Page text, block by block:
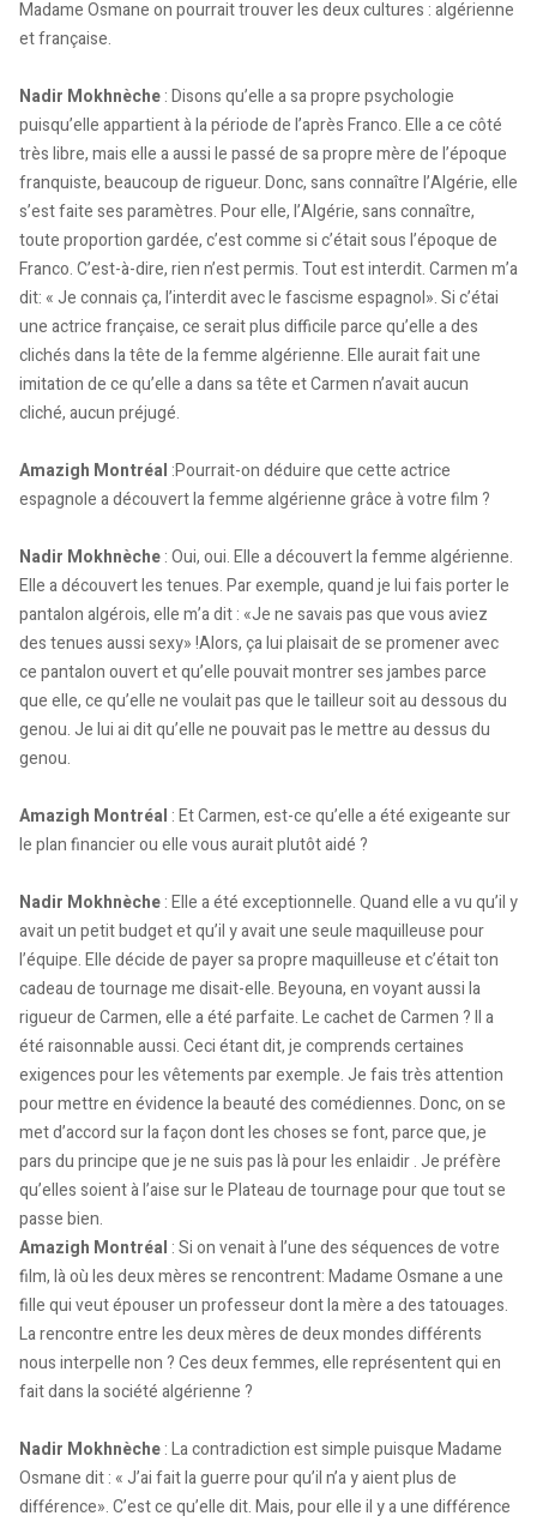
Madame Osmane on pourrait trouver les deux cultures : algérienne
et française.
Nadir Mokhnèche: Disons qu’elle a sa propre psychologie
puisqu’elle appartient à la période de l’après Franco. Elle a ce côté
très libre, mais elle a aussi le passé de sa propre mère de l’époque
franquiste, beaucoup de rigueur. Donc, sans connaître l’Algérie, elle
s’est faite ses paramètres. Pour elle, l’Algérie, sans connaître,
toute proportion gardée, c’est comme si c’était sous l’époque de
Franco. C’est-à-dire, rien n’est permis. Tout est interdit. Carmen m’a
dit: « Je connais ça, l’interdit avec le fascisme espagnol». Si c’étai
une actrice française, ce serait plus difficile parce qu’elle a des
clichés dans la tête de la femme algérienne. Elle aurait fait une
imitation de ce qu’elle a dans sa tête et Carmen n’avait aucun
cliché, aucun préjugé.
Amazigh Montréal :Pourrait-on déduire que cette actrice
espagnole a découvert la femme algérienne grâce à votre film ?
Nadir Mokhnèche: Oui, oui. Elle a découvert la femme algérienne.
Elle a découvert les tenues. Par exemple, quand je lui fais porter le
pantalon algérois, elle m’a dit : «Je ne savais pas que vous aviez
des tenues aussi sexy» !Alors, ça lui plaisait de se promener avec
ce pantalon ouvert et qu’elle pouvait montrer ses jambes parce
que elle, ce qu’elle ne voulait pas que le tailleur soit au dessous du
genou. Je lui ai dit qu’elle ne pouvait pas le mettre au dessus du
genou.
Amazigh Montréal : Et Carmen, est-ce qu’elle a été exigeante sur
le plan financier ou elle vous aurait plutôt aidé ?
Nadir Mokhnèche: Elle a été exceptionnelle. Quand elle a vu qu’il y
avait un petit budget et qu’il y avait une seule maquilleuse pour
l’équipe. Elle décide de payer sa propre maquilleuse et c’était ton
cadeau de tournage me disait-elle. Beyouna, en voyant aussi la
rigueur de Carmen, elle a été parfaite. Le cachet de Carmen ? Il a
été raisonnable aussi. Ceci étant dit, je comprends certaines
exigences pour les vêtements par exemple. Je fais très attention
pour mettre en évidence la beauté des comédiennes. Donc, on se
met d’accord sur la façon dont les choses se font, parce que, je
pars du principe que je ne suis pas là pour les enlaidir . Je préfère
qu’elles soient à l’aise sur le Plateau de tournage pour que tout se
passe bien.
Amazigh Montréal : Si on venait à l’une des séquences de votre
film, là où les deux mères se rencontrent: Madame Osmane a une
fille qui veut épouser un professeur dont la mère a des tatouages.
La rencontre entre les deux mères de deux mondes différents
nous interpelle non ? Ces deux femmes, elle représentent qui en
fait dans la société algérienne ?
Nadir Mokhnèche: La contradiction est simple puisque Madame
Osmane dit : « J’ai fait la guerre pour qu’il n’a y aient plus de
différence». C’est ce qu’elle dit. Mais, pour elle il y a une différence